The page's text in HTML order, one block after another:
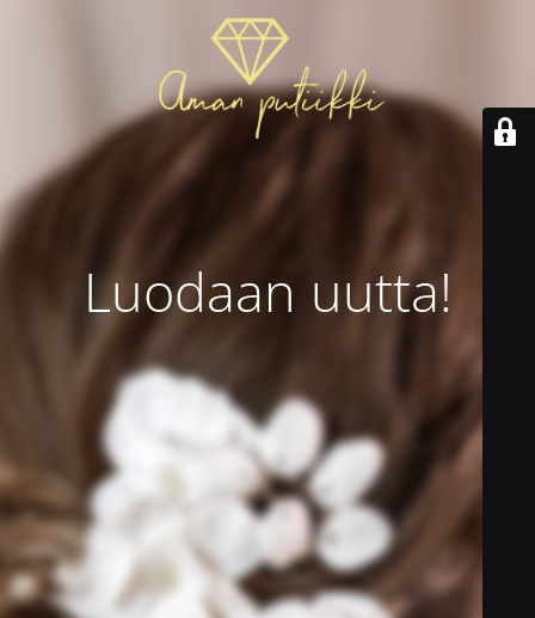
Luodaan uutta!